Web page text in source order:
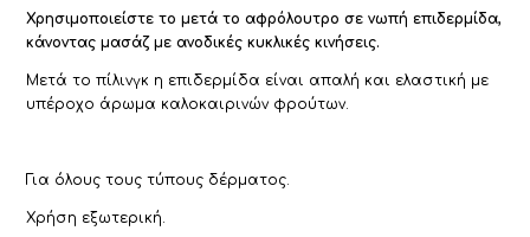
Χρησιμοποιείστε το μετά το αφρόλουτρο σε νωπή επιδερμίδα,
κάνοντας μασάζ με ανοδικές κυκλικές κινήσεις.
Μετά το πίλινγκ η επιδερμίδα είναι απαλή και ελαστική με
υπέροχο άρωμα καλοκαιρινών φρούτων.
Για όλους τους τύπους δέρματος.
Χρήση εξωτερική.